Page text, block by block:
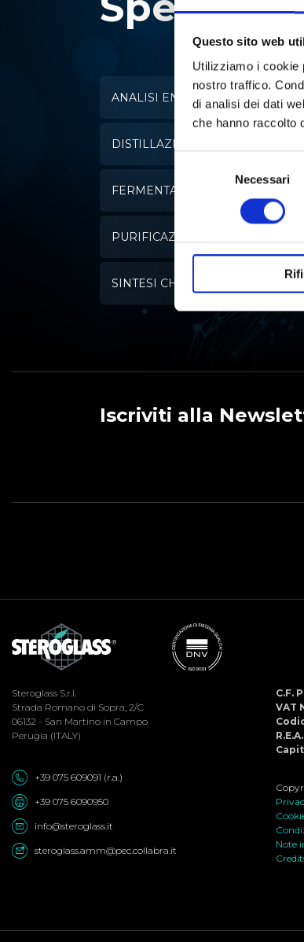
Questo sito web
Utilizziamo i cookie
nostro traffico.
di analisi dei dati
che hanno raccolto
Necessari
ANALISI ENZIMATICA
DISTILLAZIONE
FERMENTAZIONE
PURIFICAZIONE DELL'ACQUA
SINTESI CHIMICA
Iscriviti alla
Steroglass S.r.l.
Strada Romano di Sopra, 2/C
06132 - San Martino in Campo
Perugia (ITALY)
+39 075 609091 (r.a.)
+39 075 6090950
info@steroglass.it
steroglass.amm@pec.collabra.it
C.F.
VAT
Note